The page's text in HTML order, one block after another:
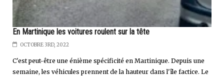
En Martinique les voitures roulent sur la tête
OCTOBRE 3RD, 2022
C'est peut-être une énième spécificité en Martinique. Depuis une
semaine, les véhicules prennent de la hauteur dans l'île factice. Le